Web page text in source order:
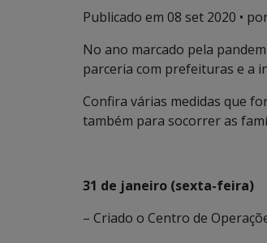
Publicado em 08 set 2020 •
No ano marcado pela
parceria com prefeituras e a
Confira várias medidas que
também para socorrer as
31 de janeiro (sexta-feira)
– Criado o Centro de